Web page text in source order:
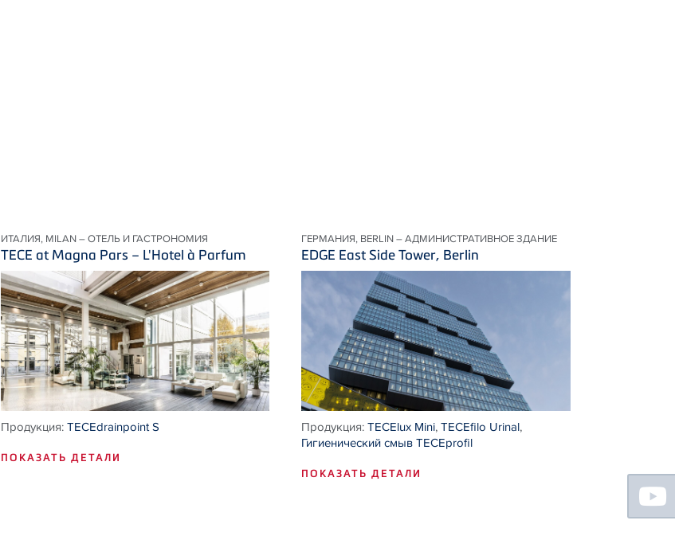
ИТАЛИЯ, MILAN – ОТЕЛЬ И ГАСТРОНОМИЯ
TECE at Magna Pars – L'Hotel à Parfum
Продукция:TECEdrainpoint S
ПОКАЗАТЬ ДЕТАЛИ
ГЕРМАНИЯ, BERLIN – АДМИНИСТРАТИВНОЕ ЗДАНИЕ
EDGE East Side Tower, Berlin
Продукция:TECElux Mini,TECEfilo Urinal,
Гигиенический смыв TECEprofil
ПОКАЗАТЬ ДЕТАЛИ Floating